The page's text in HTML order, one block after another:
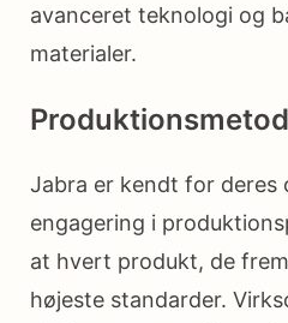
avanceret teknologi og
materialer.
Jabra er kendt for deres
engagering i
at hvert produkt, de
højeste standarder.